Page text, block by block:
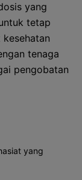
yang
tetap
tenaga
pengobatan
yang